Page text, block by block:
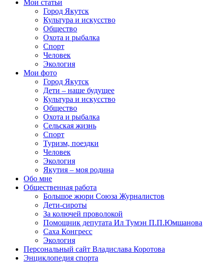
Мои статьи
Город Якутск
Культура и искусство
Общество
Охота и рыбалка
Спорт
Человек
Экология
Мои фото
Город Якутск
Дети – наше будущее
Культура и искусство
Общество
Охота и рыбалка
Сельская жизнь
Спорт
Туризм, поездки
Человек
Экология
Якутия – моя родина
Обо мне
Общественная работа
Большое жюри Союза Журналистов
Дети-сироты
За колючей проволокой
Помощник депутата Ил Тумэн П.П.Юмшанова
Саха Конгресс
Экология
Персональный сайт Владислава Коротова
Энциклопедия спорта